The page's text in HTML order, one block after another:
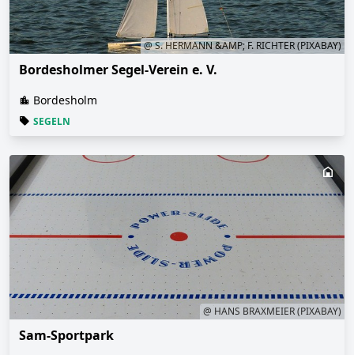
@ S. HERMANN &AMP; F. RICHTER (PIXABAY)
Bordesholmer Segel-Verein e. V.
Bordesholm
SEGELN
@ HANS BRAXMEIER (PIXABAY)
Sam-Sportpark